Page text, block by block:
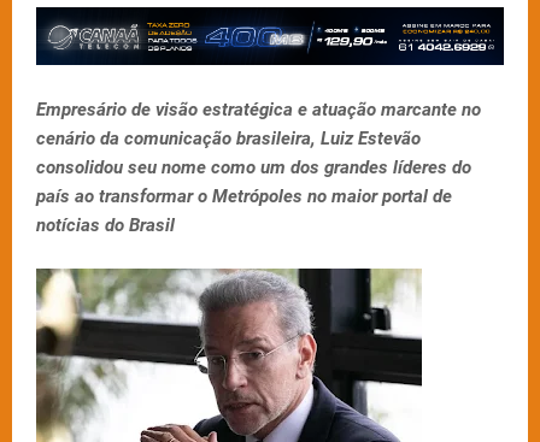
Empresário de visão estratégica e atuação marcante no
cenário da comunicação brasileira, Luiz Estevão
consolidou seu nome como um dos grandes líderes do
país ao transformar o Metrópoles no maior portal de
notícias do Brasil